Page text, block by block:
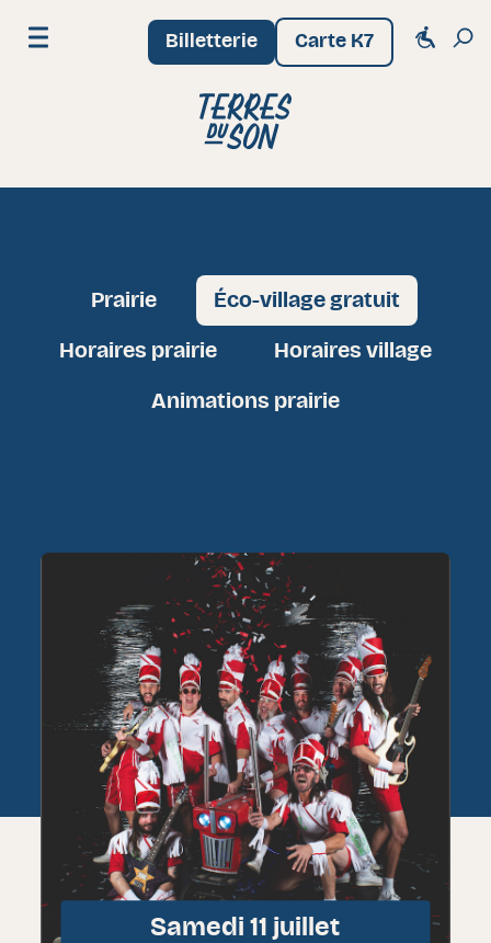
Festival Terres du Son
Menu
Billetterie Carte K7
Prairie Éco-village gratuit
Horaires prairie Horaires village
Animations prairie
Samedi 11 juillet